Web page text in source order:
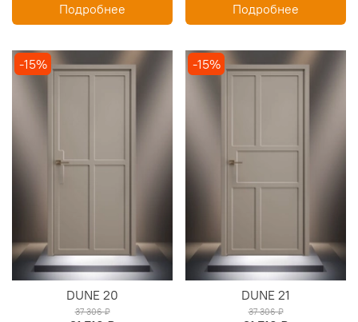
Подробнее
Подробнее
-15%
DUNE 20
37 306 ₽
-15%
DUNE 21
37 306 ₽